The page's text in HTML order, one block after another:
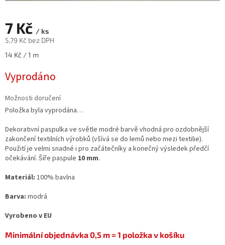
7 Kč / ks
5,79 Kč bez DPH
Měrná
14 Kč / 1 m
Vyprodáno
Možnosti doručení
Položka byla vyprodána…
Dekorativní paspulka ve světle modré barvě vhodná pro ozdobnější
zakončení textilních výrobků (všívá se do lemů nebo mezi textilie).
Použití je velmi snadné i pro začátečníky a konečný výsledek předčí
očekávání. Šíře paspule 10 mm.
Materiál: 100% bavlna
Barva: modrá
Vyrobeno v EU
Minimální objednávka 0,5 m = 1 položka v košíku